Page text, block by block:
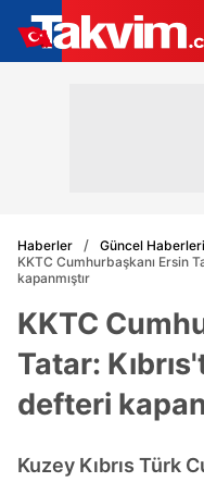
Haberler
Güncel Haberleri
KKTC Cumhurbaşkanı Ersin
kapanmıştır
KKTC
Tatar:
defteri
Kuzey Kıbrıs Türk